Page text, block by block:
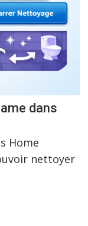
dans
Home
nettoyer